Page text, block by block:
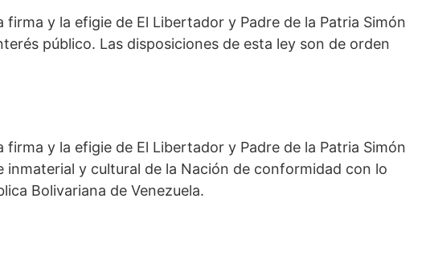
y la efigie de El Libertador y Padre de la Patria Simón
público. Las disposiciones de esta ley son de orden
y la efigie de El Libertador y Padre de la Patria Simón
y cultural de la Nación de conformidad con lo
Bolivariana de Venezuela.